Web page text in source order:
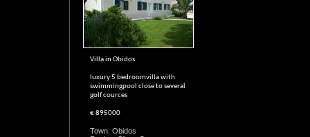
Villa in Obidos
luxury 5 bedroomvilla with
swimmingpool close to several
golf cources
€ 895000
Town: Obidos